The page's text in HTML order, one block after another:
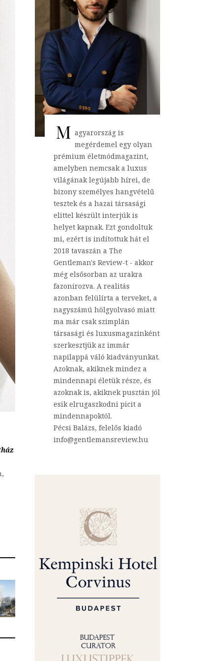
M agyarország is
megérdemel egy olyan
prémium életmódmagazint,
amelyben nemcsak a luxus
világának legújabb hírei, de
bizony személyes hangvételű
tesztek és a hazai társasági
elittel készült interjúk is
helyet kapnak. Ezt gondoltuk
mi, ezért is indítottuk hát el
2018 tavaszán a The
Gentleman's Review-t - akkor
még elsősorban az urakra
fazonírozva. A realitás
azonban felülírta a terveket, a
nagyszámú hölgyolvasó miatt
ma már csak szimplán
társasági és luxusmagazinként
szerkesztjük az immár
napilappá váló kiadványunkat.
Azoknak, akiknek mindez a
mindennapi életük része, és
azoknak is, akiknek pusztán jól
esik elrugaszkodni picit a
mindennapoktól.
Pécsi Balázs, felelős kiadó
info@gentlemansreview.hu